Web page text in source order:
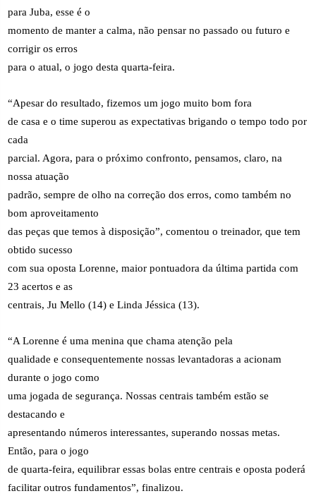
para Juba, esse é o
momento de manter a calma, não pensar no passado ou futuro e
corrigir os erros
para o atual, o jogo desta quarta-feira.
“Apesar do resultado, fizemos um jogo muito bom fora
de casa e o time superou as expectativas brigando o tempo todo por
cada
parcial. Agora, para o próximo confronto, pensamos, claro, na
nossa atuação
padrão, sempre de olho na correção dos erros, como também no
bom aproveitamento
das peças que temos à disposição”, comentou o treinador, que tem
obtido sucesso
com sua oposta Lorenne, maior pontuadora da última partida com
23 acertos e as
centrais, Ju Mello (14) e Linda Jéssica (13).
“A Lorenne é uma menina que chama atenção pela
qualidade e consequentemente nossas levantadoras a acionam
durante o jogo como
uma jogada de segurança. Nossas centrais também estão se
destacando e
apresentando números interessantes, superando nossas metas.
Então, para o jogo
de quarta-feira, equilibrar essas bolas entre centrais e oposta poderá
facilitar outros fundamentos”, finalizou.